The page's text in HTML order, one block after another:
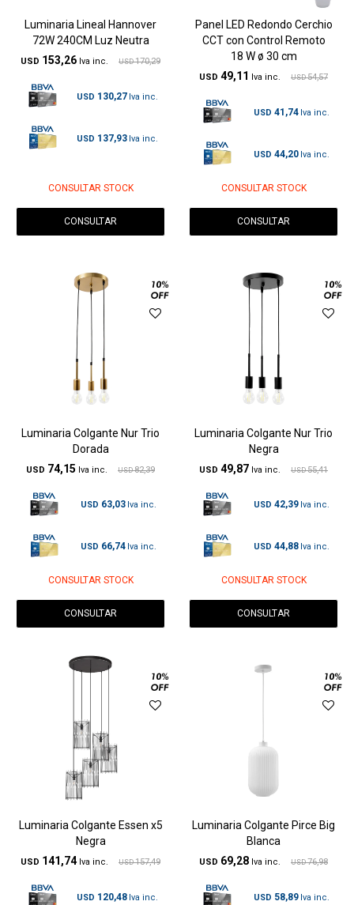
Luminaria Lineal Hannover
72W 240CM Luz Neutra
USD 153,26 USD 170,29
USD 130,27
USD 137,93
CONSULTAR STOCK
CONSULTAR
Panel LED Redondo Cerchio
CCT con Control Remoto
18 W ø 30 cm
USD 49,11 USD 54,57
USD 41,74
USD 44,20
CONSULTAR STOCK
CONSULTAR
Luminaria Colgante Nur Trio
Dorada
USD 74,15 USD 82,39
USD 63,03
USD 66,74
CONSULTAR STOCK
CONSULTAR
Luminaria Colgante Nur Trio
Negra
USD 49,87 USD 55,41
USD 42,39
USD 44,88
CONSULTAR STOCK
CONSULTAR
Luminaria Colgante Essen x5
Negra
USD 141,74 USD 157,49
USD 120,48
Luminaria Colgante Pirce Big
Blanca
USD 69,28 USD 76,98
USD 58,89